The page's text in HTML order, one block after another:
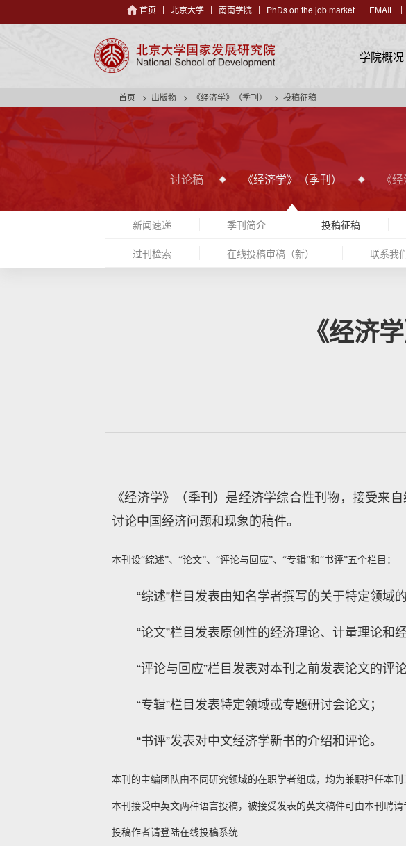
首页 北京大学 南南学院 PhDs on the job market EMAIL
学院概况
首页 出版物 《经济学》（季刊） 投稿征稿
讨论稿 《经济学》（季刊） 《
新闻速递 季刊简介 投稿征稿
过刊检索 在线投稿审稿（新） 联系我
《经济
《经济学》（季刊）是经济学综合性刊物，接受来
讨论中国经济问题和现象的稿件。
本刊设“综述”、“论文”、“评论与回应”、“专辑”和“书评”五个栏目：
“综述”栏目发表由知名学者撰写的关于特定领域
“论文”栏目发表原创性的经济理论、计量理论和
“评论与回应”栏目发表对本刊之前发表论文的评
“专辑”栏目发表特定领域或专题研讨会论文；
“书评”发表对中文经济学新书的介绍和评论。
本刊的主编团队由不同研究领域的在职学者组成，均为兼职担任本刊
本刊接受中英文两种语言投稿，被接受发表的英文稿件可由本刊聘
投稿作者请登陆在线投稿系统